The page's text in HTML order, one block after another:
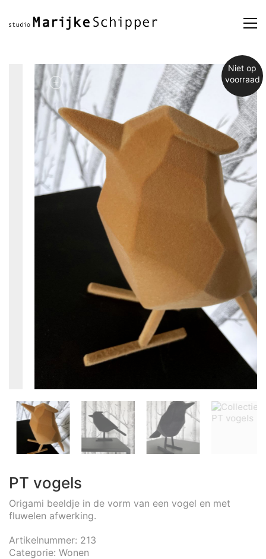
Niet op
voorraad
PT vogels
Origami beeldje in de vorm van een vogel en met
fluwelen afwerking.
Artikelnummer: 213
Categorie: Wonen